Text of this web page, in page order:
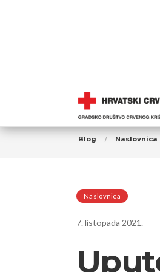
Blog Naslovnica
Naslovnica
7. listopada 2021.